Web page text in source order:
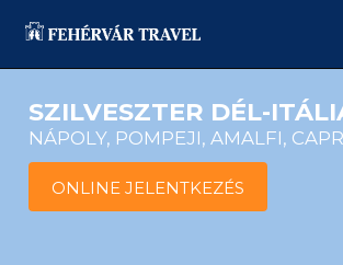
SZILVESZTER DÉL-
NÁPOLY, POMPEJI, AMALFI,
ONLINE JELENTKEZÉS